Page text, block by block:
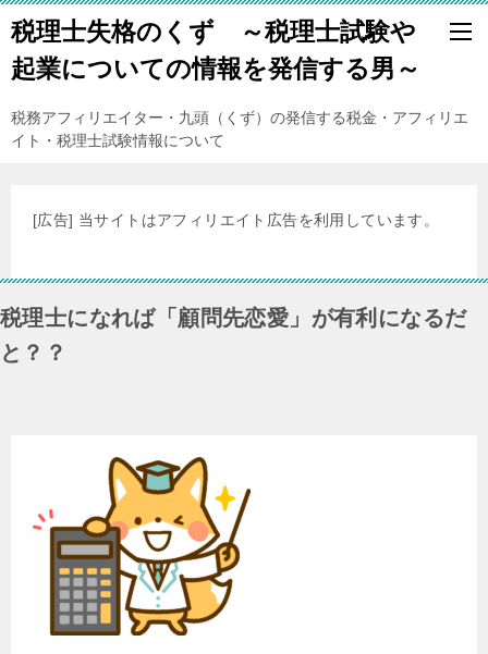
税理士失格のくず ～税理士試験や
起業についての情報を発信する男～
税務アフィリエイター・九頭（くず）の発信する税金・アフィリエ
イト・税理士試験情報について
[広告] 当サイトはアフィリエイト広告を利用しています。
税理士になれば「顧問先恋愛」が有利になるだ
と？？